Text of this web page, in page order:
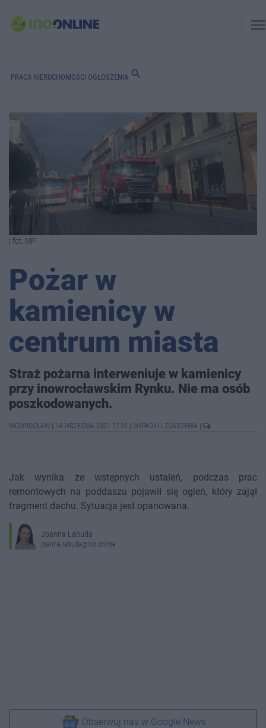
PRACA NIERUCHOMOŚCI OGŁOSZENIA search
| fot. MP
Pożar w
kamienicy w
centrum miasta
Straż pożarna interweniuje w kamienicy
przy inowrocławskim Rynku. Nie ma osób
poszkodowanych.
INOWROCŁAW 14 WRZEŚNIA 2021 17:10 WYPADKI I ZDARZENIA
Jak wynika ze wstępnych ustaleń, podczas prac
remontowych na poddaszu pojawił się ogień, który zajął
fragment dachu. Sytuacja jest opanowana.
Joanna Labuda
joanna.labuda@ino.online
Obserwuj nas w Google News